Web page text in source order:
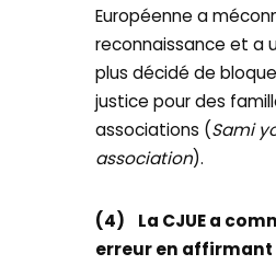
Européenne a
reconnaissance et a
plus décidé de
justice pour des
associations (Sami
association).
(4)
La CJUE a
erreur en affirmant